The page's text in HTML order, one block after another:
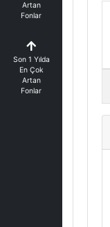
Artan
Fonlar
Son 1 Yılda
En Çok
Artan
Fonlar